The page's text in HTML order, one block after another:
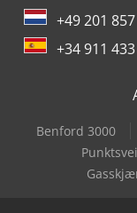
+49 201
+34 911
Benford 3000